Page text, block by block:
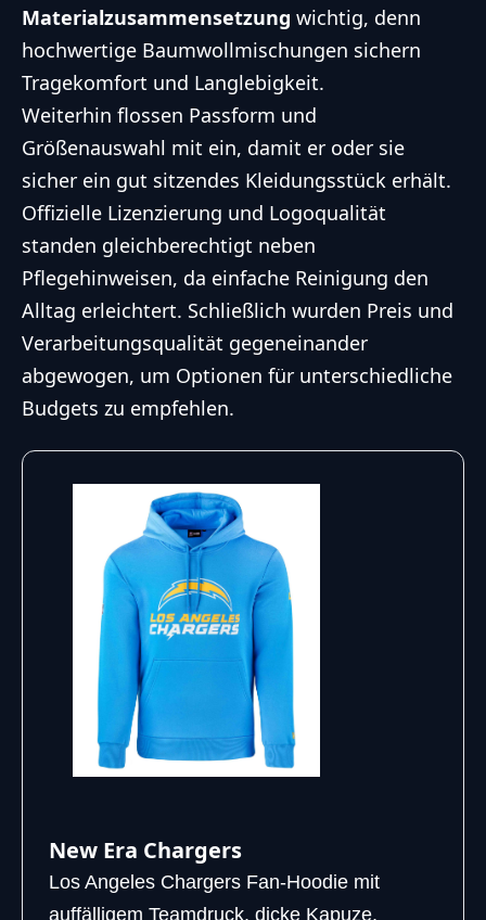
Materialzusammensetzung wichtig, denn
hochwertige Baumwollmischungen sichern
Tragekomfort und Langlebigkeit.
Weiterhin flossen Passform und
Größenauswahl mit ein, damit er oder sie
sicher ein gut sitzendes Kleidungsstück erhält.
Offizielle Lizenzierung und Logoqualität
standen gleichberechtigt neben
Pflegehinweisen, da einfache Reinigung den
Alltag erleichtert. Schließlich wurden Preis und
Verarbeitungsqualität gegeneinander
abgewogen, um Optionen für unterschiedliche
Budgets zu empfehlen.
New Era Chargers
Los Angeles Chargers Fan-Hoodie mit
auffälligem Teamdruck, dicke Kapuze,